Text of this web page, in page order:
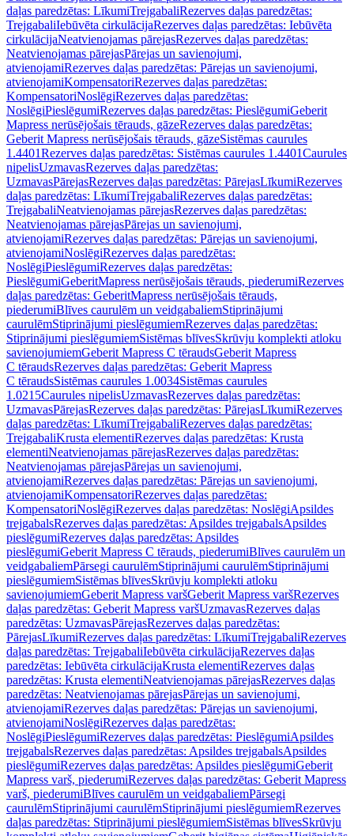
daļas paredzētas: LīkumiTrejgabaliRezerves daļas paredzētas:
TrejgabaliIebūvēta cirkulācijaRezerves daļas paredzētas: Iebūvēta
cirkulācijaNeatvienojamas pārejasRezerves daļas paredzētas:
Neatvienojamas pārejasPārejas un savienojumi,
atvienojamiRezerves daļas paredzētas: Pārejas un savienojumi,
atvienojamiKompensatoriRezerves daļas paredzētas:
KompensatoriNoslēgiRezerves daļas paredzētas:
NoslēgiPieslēgumiRezerves daļas paredzētas: PieslēgumiGeberit
Mapress nerūsējošais tērauds, gāzeRezerves daļas paredzētas:
Geberit Mapress nerūsējošais tērauds, gāzeSistēmas caurules
1.4401Rezerves daļas paredzētas: Sistēmas caurules 1.4401Caurules
nipelisUzmavasRezerves daļas paredzētas:
UzmavasPārejasRezerves daļas paredzētas: PārejasLīkumiRezerves
daļas paredzētas: LīkumiTrejgabaliRezerves daļas paredzētas:
TrejgabaliNeatvienojamas pārejasRezerves daļas paredzētas:
Neatvienojamas pārejasPārejas un savienojumi,
atvienojamiRezerves daļas paredzētas: Pārejas un savienojumi,
atvienojamiNoslēgiRezerves daļas paredzētas:
NoslēgiPieslēgumiRezerves daļas paredzētas:
PieslēgumiGeberitMapress nerūsējošais tērauds, piederumiRezerves
daļas paredzētas: GeberitMapress nerūsējošais tērauds,
piederumiBlīves caurulēm un veidgabaliemStiprinājumi
caurulēmStiprinājumi pieslēgumiemRezerves daļas paredzētas:
Stiprinājumi pieslēgumiemSistēmas blīvesSkrūvju komplekti atloku
savienojumiemGeberit Mapress C tēraudsGeberit Mapress
C tēraudsRezerves daļas paredzētas: Geberit Mapress
C tēraudsSistēmas caurules 1.0034Sistēmas caurules
1.0215Caurules nipelisUzmavasRezerves daļas paredzētas:
UzmavasPārejasRezerves daļas paredzētas: PārejasLīkumiRezerves
daļas paredzētas: LīkumiTrejgabaliRezerves daļas paredzētas:
TrejgabaliKrusta elementiRezerves daļas paredzētas: Krusta
elementiNeatvienojamas pārejasRezerves daļas paredzētas:
Neatvienojamas pārejasPārejas un savienojumi,
atvienojamiRezerves daļas paredzētas: Pārejas un savienojumi,
atvienojamiKompensatoriRezerves daļas paredzētas:
KompensatoriNoslēgiRezerves daļas paredzētas: NoslēgiApsildes
trejgabalsRezerves daļas paredzētas: Apsildes trejgabalsApsildes
pieslēgumiRezerves daļas paredzētas: Apsildes
pieslēgumiGeberit Mapress C tērauds, piederumiBlīves caurulēm un
veidgabaliemPārsegi caurulēmStiprinājumi caurulēmStiprinājumi
pieslēgumiemSistēmas blīvesSkrūvju komplekti atloku
savienojumiemGeberit Mapress varšGeberit Mapress varšRezerves
daļas paredzētas: Geberit Mapress varšUzmavasRezerves daļas
paredzētas: UzmavasPārejasRezerves daļas paredzētas:
PārejasLīkumiRezerves daļas paredzētas: LīkumiTrejgabaliRezerves
daļas paredzētas: TrejgabaliIebūvēta cirkulācijaRezerves daļas
paredzētas: Iebūvēta cirkulācijaKrusta elementiRezerves daļas
paredzētas: Krusta elementiNeatvienojamas pārejasRezerves daļas
paredzētas: Neatvienojamas pārejasPārejas un savienojumi,
atvienojamiRezerves daļas paredzētas: Pārejas un savienojumi,
atvienojamiNoslēgiRezerves daļas paredzētas:
NoslēgiPieslēgumiRezerves daļas paredzētas: PieslēgumiApsildes
trejgabalsRezerves daļas paredzētas: Apsildes trejgabalsApsildes
pieslēgumiRezerves daļas paredzētas: Apsildes pieslēgumiGeberit
Mapress varš, piederumiRezerves daļas paredzētas: Geberit Mapress
varš, piederumiBlīves caurulēm un veidgabaliemPārsegi
caurulēmStiprinājumi caurulēmStiprinājumi pieslēgumiemRezerves
daļas paredzētas: Stiprinājumi pieslēgumiemSistēmas blīvesSkrūvju